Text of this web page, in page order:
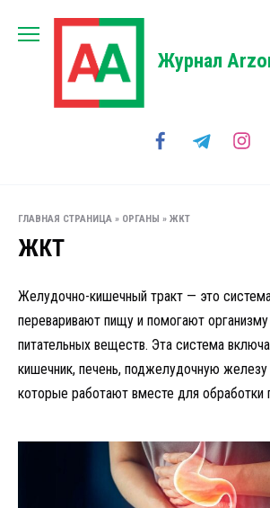
Журнал
ГЛАВНАЯ СТРАНИЦА » ОРГАНЫ » ЖКТ
ЖКТ
Желудочно-кишечный тракт — это
переваривают пищу и помогают организму
питательных веществ. Эта система
кишечник, печень, поджелудочную железу
которые работают вместе для обработки